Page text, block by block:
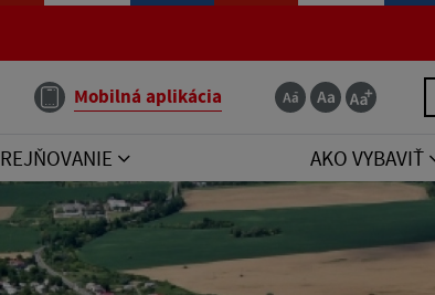
Mobilná aplikácia
AKO VYBAVIŤ